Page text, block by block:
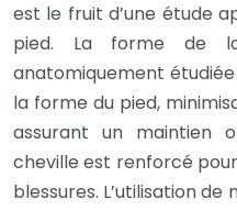
est le fruit d’une étude
pied. La forme de
anatomiquement
la forme du pied,
assurant un maintien
cheville est renforcé
blessures. L’utilisation